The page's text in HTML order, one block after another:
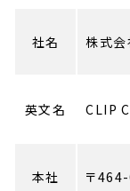
社名 株式会
英文名 CLIP
本社
〒